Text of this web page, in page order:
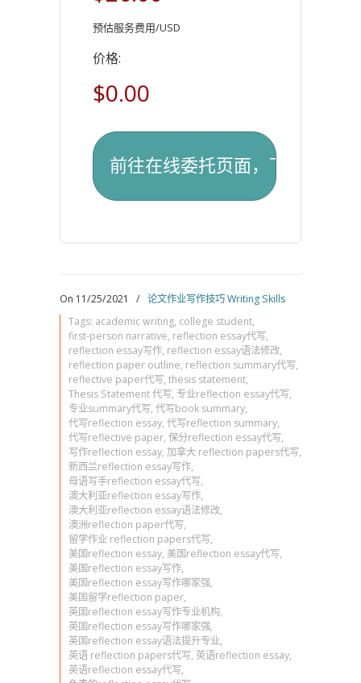
预估服务费用/USD
价格:
$0.00
On 11/25/2021 / 论文作业写作技巧 Writing Skills
Tags: academic writing, college student,
first-person narrative, reflection essay代写,
reflection essay写作, reflection essay语法修改,
reflection paper outline, reflection summary代写,
reflective paper代写, thesis statement,
Thesis Statement 代写, 专业reflection essay代写,
专业summary代写, 代写book summary,
代写reflection essay, 代写reflection summary,
代写reflective paper, 保分reflection essay代写,
写作reflection essay, 加拿大 reflection papers代写,
新西兰reflection essay写作,
母语写手reflection essay代写,
澳大利亚reflection essay写作,
澳大利亚reflection essay语法修改,
澳洲reflection paper代写,
留学作业 reflection papers代写,
美国reflection essay, 美国reflection essay代写,
美国reflection essay写作,
美国reflection essay写作哪家强,
美国留学reflection paper,
英国reflection essay写作专业机构,
英国reflection essay写作哪家强,
英国reflection essay语法提升专业,
英语 reflection papers代写, 英语reflection essay,
英语reflection essay代写,